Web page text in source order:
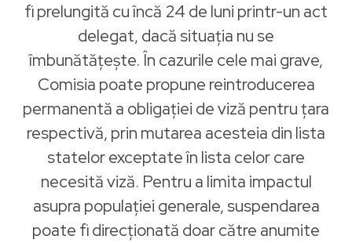
fi prelungită cu încă 24 de luni printr-un act
delegat, dacă situația nu se
îmbunătățește. În cazurile cele mai grave,
Comisia poate propune reintroducerea
permanentă a obligației de viză pentru țara
respectivă, prin mutarea acesteia din lista
statelor exceptate în lista celor care
necesită viză. Pentru a limita impactul
asupra populației generale, suspendarea
poate fi direcționată doar către anumite